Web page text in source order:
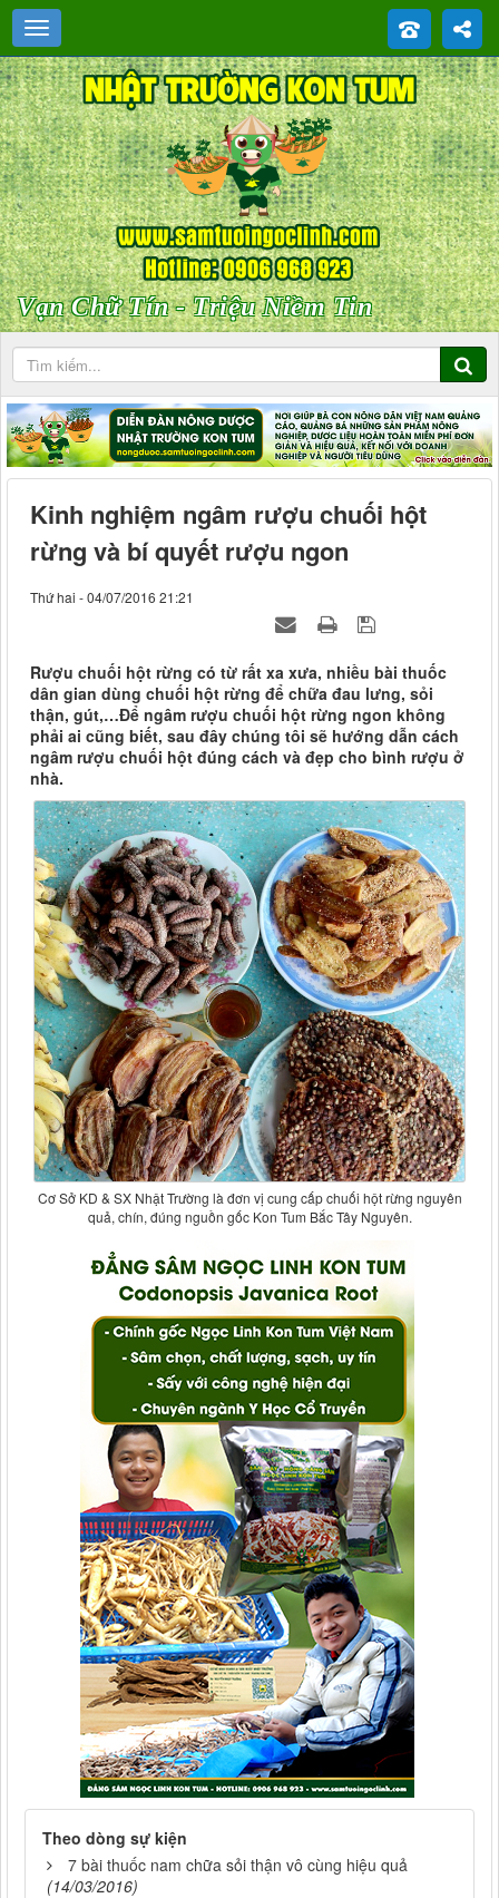
Vạn Chữ Tín - Triệu Niềm Tin
Kinh nghiệm ngâm rượu chuối hột
rừng và bí quyết rượu ngon
Thứ hai - 04/07/2016 21:21
Rượu chuối hột rừng có từ rất xa xưa, nhiều bài thuốc
dân gian dùng chuối hột rừng để chữa đau lưng, sỏi
thận, gút,…Để ngâm rượu chuối hột rừng ngon không
phải ai cũng biết, sau đây chúng tôi sẽ hướng dẫn cách
ngâm rượu chuối hột đúng cách và đẹp cho bình rượu ở
nhà.
Cơ Sở KD & SX Nhật Trường là đơn vị cung cấp chuối hột rừng nguyên
quả, chín, đúng nguồn gốc Kon Tum Bắc Tây Nguyên.
Theo dòng sự kiện
7 bài thuốc nam chữa sỏi thận vô cùng hiệu quả
(14/03/2016)